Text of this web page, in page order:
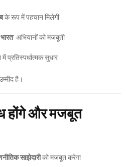
के रूप में पहचान मिलेगी
’ अभियानों को मजबूती
में प्रतिस्पर्धात्मक सुधार
है।
होंगे और मजबूत
साझेदारीको मजबूत करेगा